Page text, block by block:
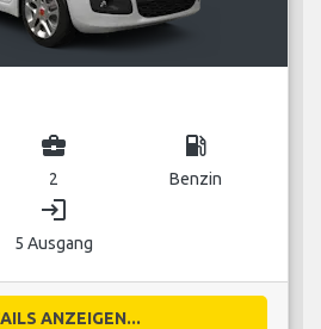
business_center
2
local_gas_station
Benzin
login
5 Ausgang
ANZEIGEN...